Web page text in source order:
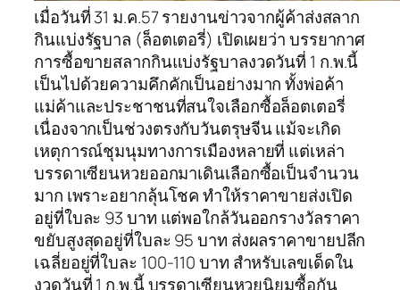
เมื่อวันที่ 31 ม.ค.57 รายงานข่าวจากผู้ค้าส่งสลาก
กินแบ่งรัฐบาล (ล็อตเตอรี่) เปิดเผยว่า บรรยากาศ
การซื้อขายสลากกินแบ่งรัฐบาลงวดวันที่ 1 ก.พ.นี้
เป็นไปด้วยความคึกคักเป็นอย่างมาก ทั้งพ่อค้า
แม่ค้าและประชาชนที่สนใจเลือกซื้อล็อตเตอรี่
เนื่องจากเป็นช่วงตรงกับวันตรุษจีน แม้จะเกิด
เหตุการณ์ชุมนุมทางการเมืองหลายที่ แต่เหล่า
บรรดาเซียนหวยออกมาเดินเลือกซื้อเป็นจำนวน
มาก เพราะอยากลุ้นโชค ทำให้ราคาขายส่งเปิด
อยู่ที่ใบละ 93 บาท แต่พอใกล้วันออกรางวัลราคา
ขยับสูงสุดอยู่ที่ใบละ 95 บาท ส่งผลราคาขายปลีก
เฉลี่ยอยู่ที่ใบละ 100-110 บาท สำหรับเลขเด็ดใน
งวดวันที่ 1 ก.พ.นี้ บรรดาเซียนหวยนิยมซื้อกัน